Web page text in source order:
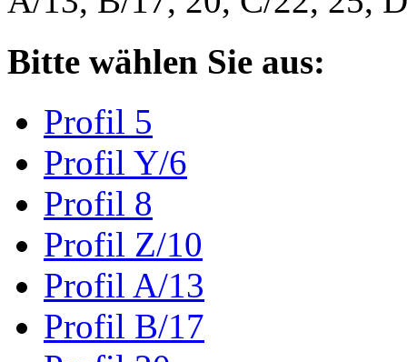
Bitte wählen Sie aus:
Profil 5
Profil Y/6
Profil 8
Profil Z/10
Profil A/13
Profil B/17